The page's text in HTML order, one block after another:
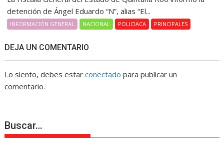
detención de Ángel Eduardo “N”, alias “El...
INFORMACIÓN GENERAL NACIONAL POLICIACA PRINCIPALES
DEJA UN COMENTARIO
Lo siento, debes estarconectado para publicar un
comentario.
Buscar…